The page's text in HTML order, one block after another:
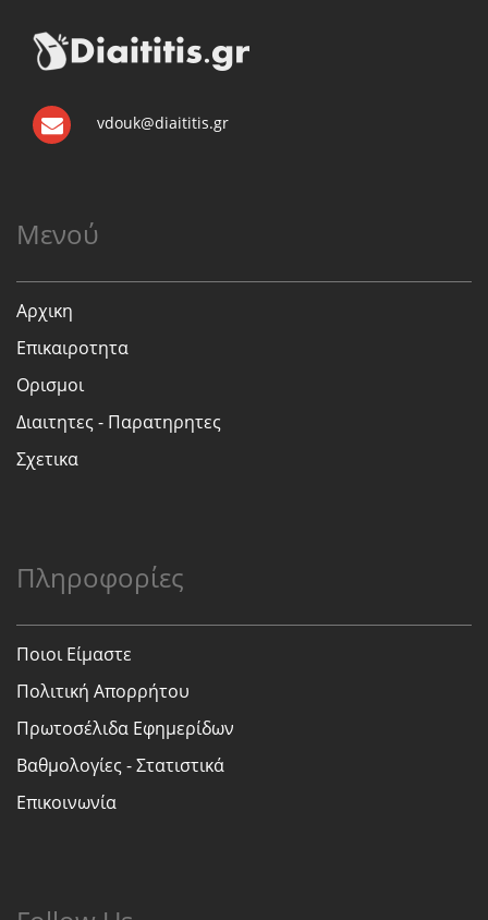
vdouk@diaititis.gr
Μενού
Αρχικη
Επικαιροτητα
Ορισμοι
Διαιτητες - Παρατηρητες
Σχετικα
Πληροφορίες
Ποιοι Είμαστε
Πολιτική Απορρήτου
Πρωτοσέλιδα Εφημερίδων
Βαθμολογίες - Στατιστικά
Επικοινωνία